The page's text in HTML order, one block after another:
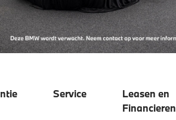
Service
Leasen en
Financieren